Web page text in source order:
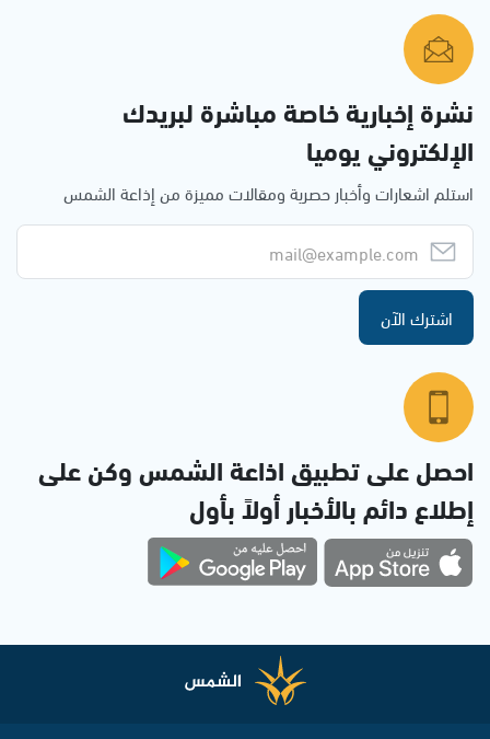
نشرة إخبارية خاصة مباشرة لبريدك
الإلكتروني يوميا
استلم اشعارات وأخبار حصرية ومقالات مميزة من إذاعة الشمس
اشترك الآن
احصل على تطبيق اذاعة الشمس وكن على
إطلاع دائم بالأخبار أولاً بأول